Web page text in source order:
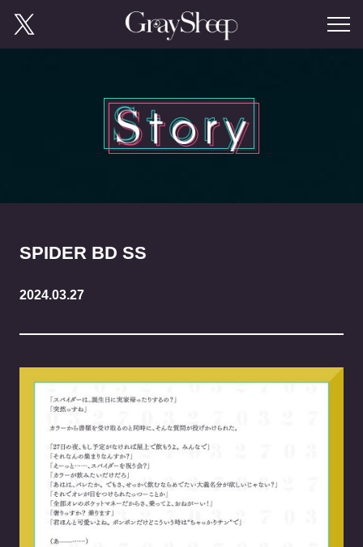
SPIDER BD SS
2024.03.27